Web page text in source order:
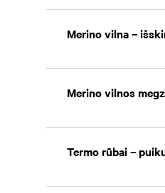
Merino vilna –
Merino vilnos
Termo rūbai –